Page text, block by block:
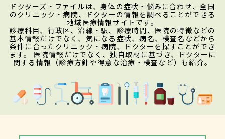
ドクターズ・ファイルは、身体の症状・悩みに合わせ、全国
のクリニック・病院、ドクターの情報を調べることができる
地域医療情報サイトです。
診療科目、行政区、沿線・駅、診療時間、医院の特徴などの
基本情報だけでなく、気になる症状、病名、検査名などから
条件に合ったクリニック・病院、ドクターを探すことができ
ます。 医院情報だけでなく、独自取材に基づき、ドクターに
関する情報（診療方針や得意な治療・検査など）も紹介。